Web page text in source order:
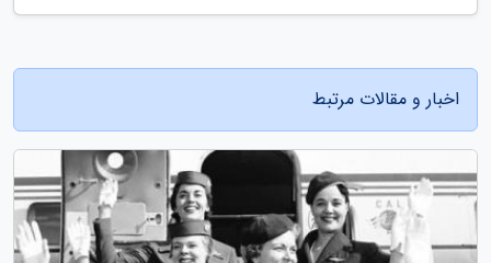
اخبار و مقالات مرتبط